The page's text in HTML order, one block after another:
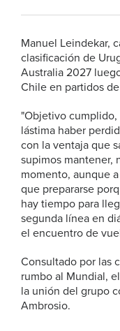
Manuel Leindekar,
clasificación de
Australia 2027
Chile en partidos
"Objetivo
lástima haber
con la ventaja que
supimos mantener,
momento, aunque
que prepararse
hay tiempo para
segunda línea en
el encuentro de
Consultado por las
rumbo al Mundial,
la unión del grupo
Ambrosio.